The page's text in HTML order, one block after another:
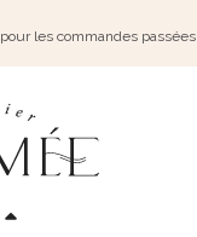
pour les commandes passées